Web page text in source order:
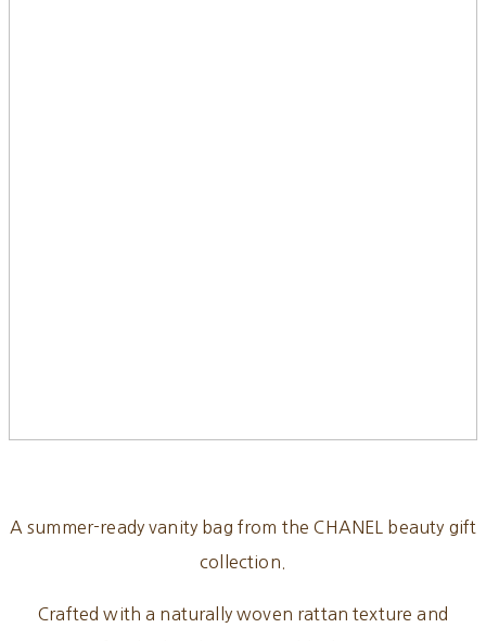
A summer-ready vanity bag from the CHANEL beauty gift
collection.
Crafted with a naturally woven rattan texture and